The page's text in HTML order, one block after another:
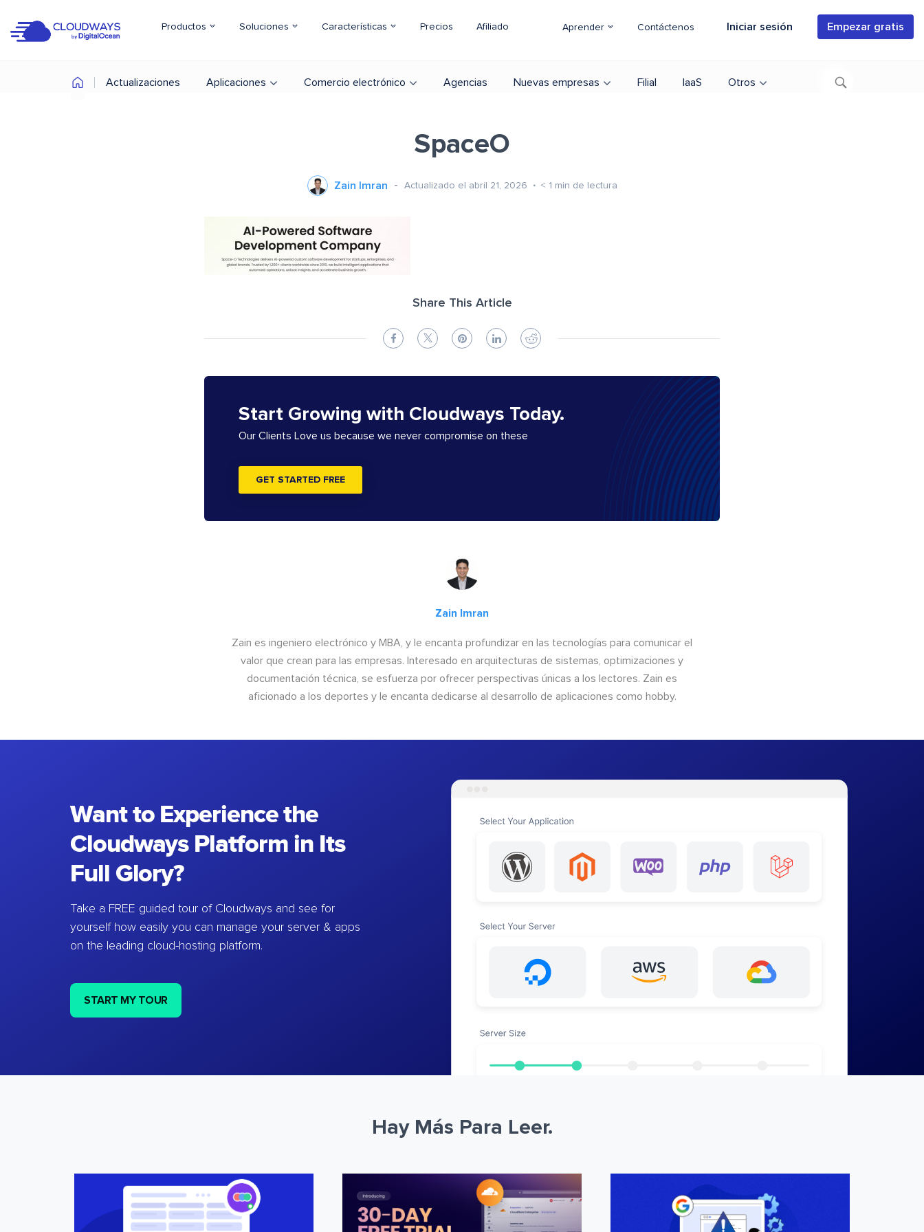
Productos Soluciones Características Precios Afiliado Aprender Contáctenos Iniciar sesión Empezar gratis
Actualizaciones Aplicaciones Comercio electrónico Agencias Nuevas empresas Filial IaaS Otros
SpaceO
Zain Imran Actualizado el abril 21, 2026 < 1 min de lectura
Share This Article
Start Growing with Cloudways Today.
Our Clients Love us because we never compromise on these
GET STARTED FREE
Zain Imran
Zain es ingeniero electrónico y MBA, y le encanta profundizar en las tecnologías para comunicar el
valor que crean para las empresas. Interesado en arquitecturas de sistemas, optimizaciones y
documentación técnica, se esfuerza por ofrecer perspectivas únicas a los lectores. Zain es
aficionado a los deportes y le encanta dedicarse al desarrollo de aplicaciones como hobby.
Want to Experience the
Cloudways Platform in Its
Full Glory?
Take a FREE guided tour of Cloudways and see for
yourself how easily you can manage your server & apps
on the leading cloud-hosting platform.
START MY TOUR
Hay Más Para Leer.